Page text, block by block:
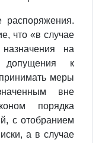
распоряжения.
что «в случае
на
допущения к
меры
вне
порядка
с отобранием
а в случае